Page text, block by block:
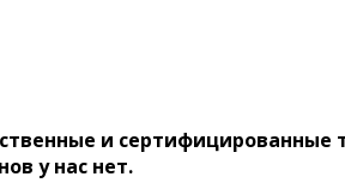
и сертифицированные
у нас нет.